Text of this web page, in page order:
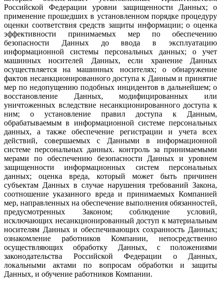
Российской Федерации уровни защищенности Данных; o
применение прошедших в установленном порядке процедуру
оценки соответствия средств защиты информации; o оценка
эффективности принимаемых мер по обеспечению
безопасности Данных до ввода в эксплуатацию
информационной системы персональных данных; o учет
машинных носителей Данных, если хранение Данных
осуществляется на машинных носителях; o обнаружение
фактов несанкционированного доступа к Данным и принятие
мер по недопущению подобных инцидентов в дальнейшем; o
восстановление Данных, модифицированных или
уничтоженных вследствие несанкционированного доступа к
ним; o установление правил доступа к Данным,
обрабатываемым в информационной системе персональных
данных, а также обеспечение регистрации и учета всех
действий, совершаемых с Данными в информационной
системе персональных данных. контроль за принимаемыми
мерами по обеспечению безопасности Данных и уровнем
защищенности информационных систем персональных
данных; оценка вреда, который может быть причинен
субъектам Данных в случае нарушения требований Закона,
соотношение указанного вреда и принимаемых Компанией
мер, направленных на обеспечение выполнения обязанностей,
предусмотренных Законом; соблюдение условий,
исключающих несанкционированный доступ к материальным
носителям Данных и обеспечивающих сохранность Данных;
ознакомление работников Компании, непосредственно
осуществляющих обработку Данных, с положениями
законодательства Российской Федерации о Данных,
локальными актами по вопросам обработки и защиты
Данных, и обучение работников Компании.